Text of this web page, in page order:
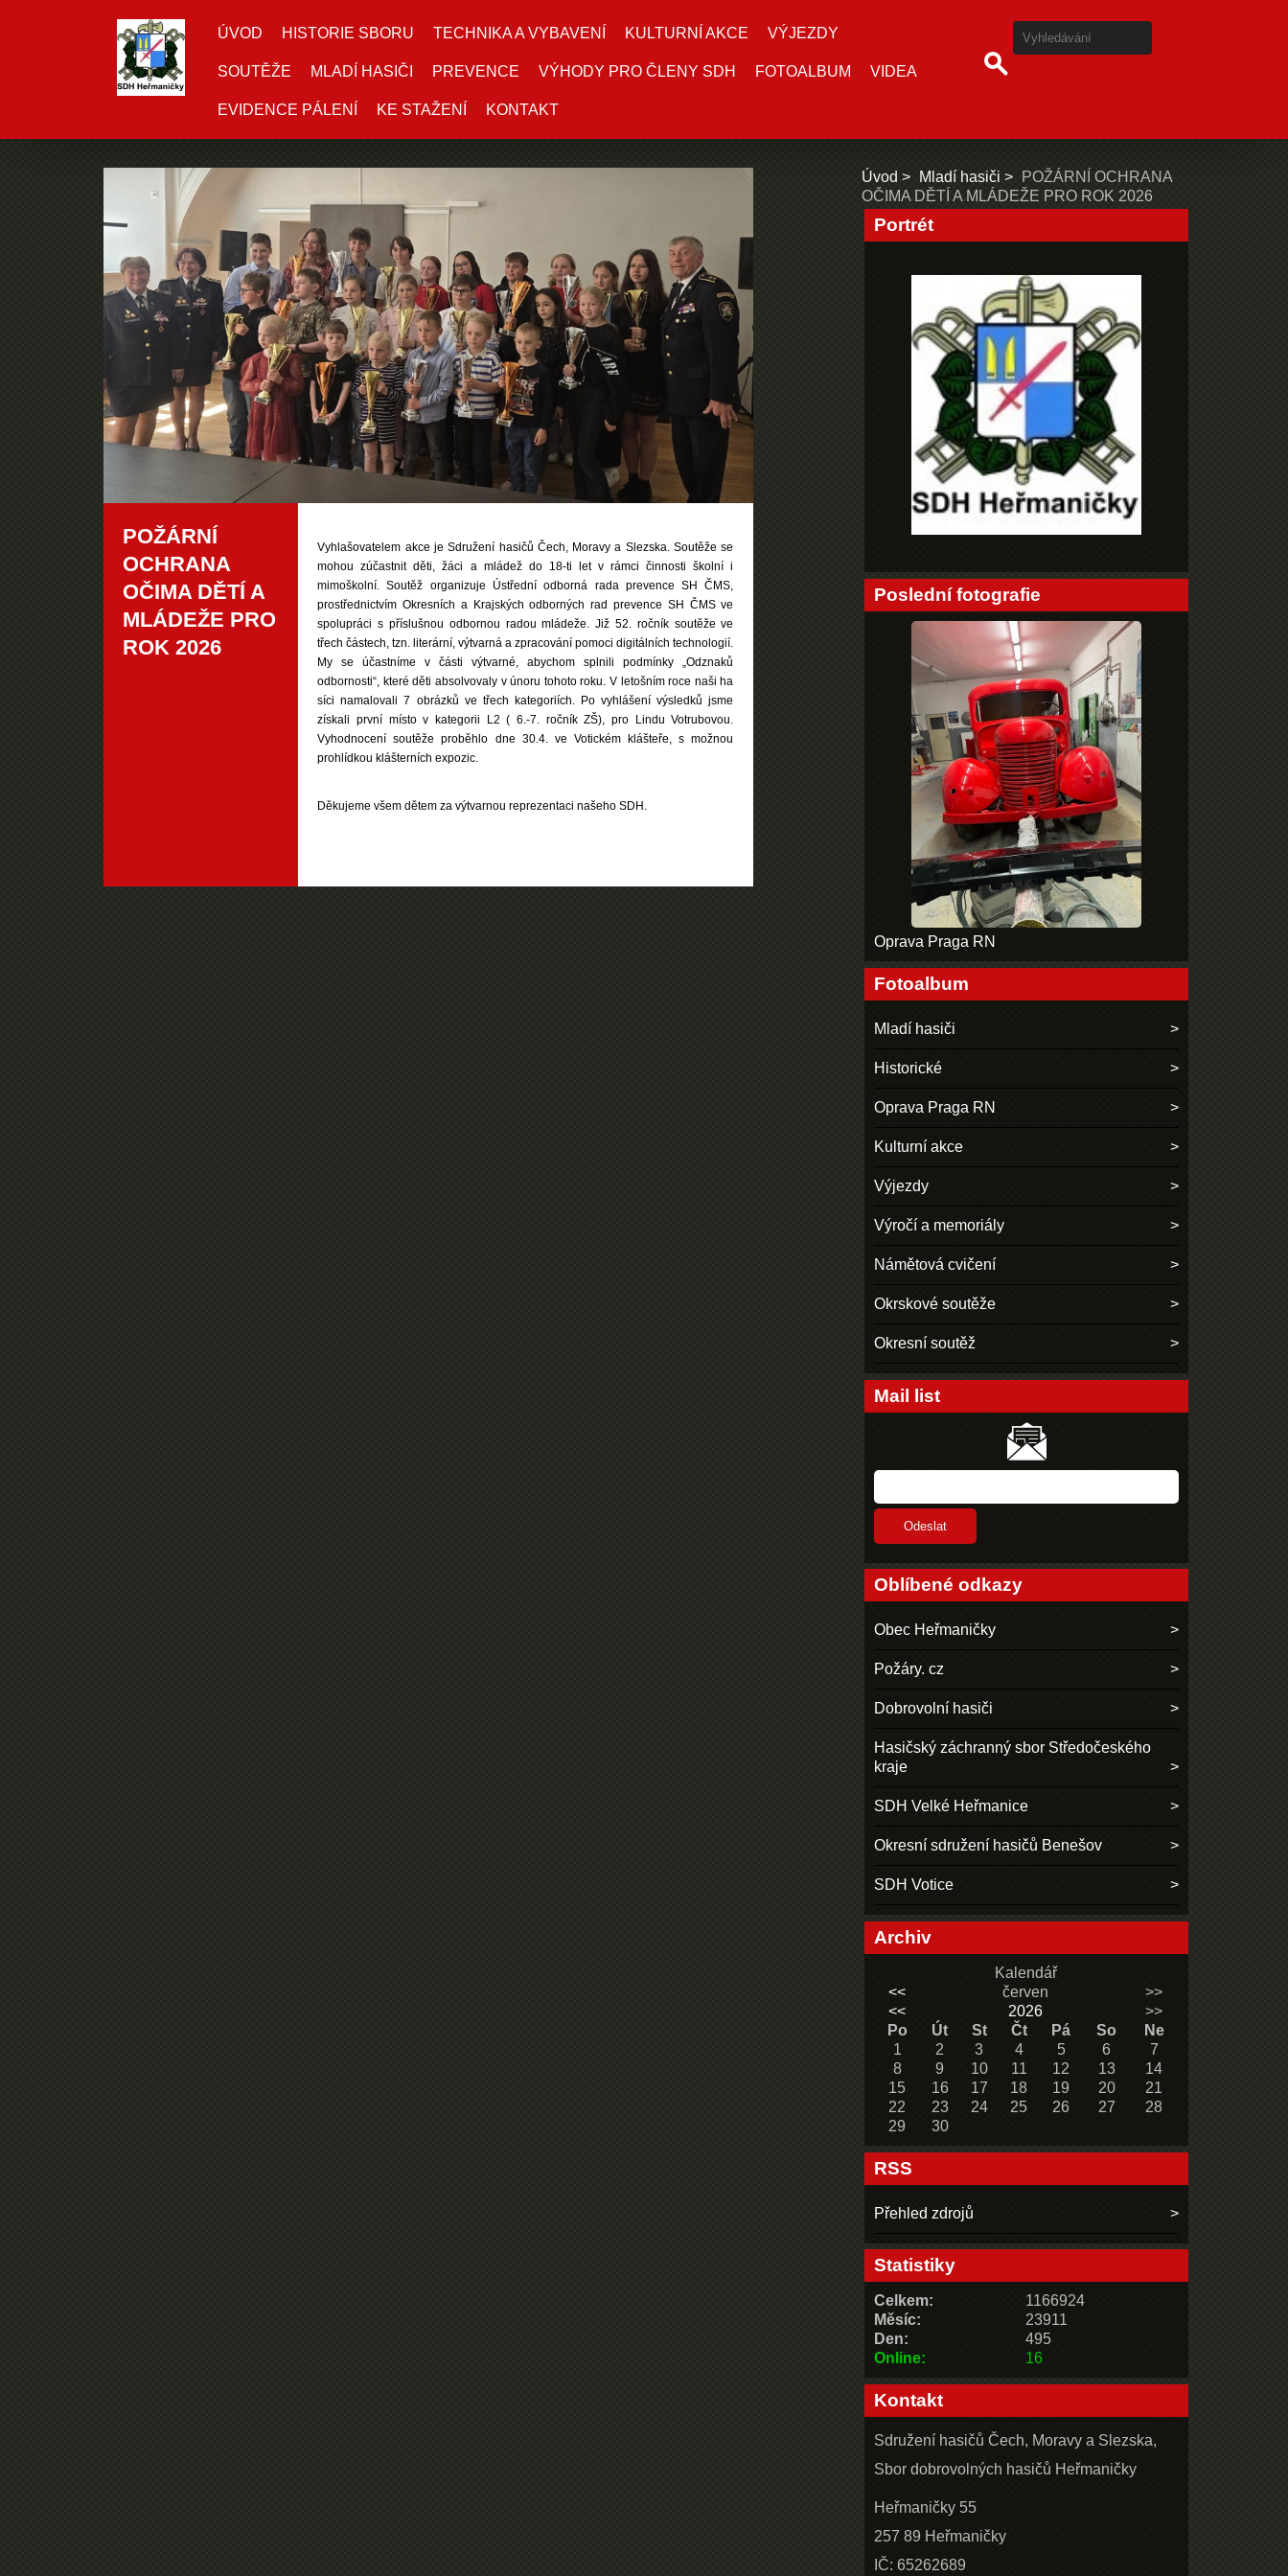
ÚVOD HISTORIE SBORU TECHNIKA A VYBAVENÍ KULTURNÍ AKCE VÝJEZDY
SOUTĚŽE MLADÍ HASIČI PREVENCE VÝHODY PRO ČLENY SDH FOTOALBUM VIDEA
EVIDENCE PÁLENÍ KE STAŽENÍ KONTAKT
POŽÁRNÍ
OCHRANA
OČIMA DĚTÍ A
MLÁDEŽE PRO
ROK 2026
Vyhlašovatelem akce je Sdružení hasičů Čech, Moravy a Slezska. Soutěže se
mohou zúčastnit děti, žáci a mládež do 18-ti let v rámci činnosti školní i
mimoškolní. Soutěž organizuje Ústřední odborná rada prevence SH ČMS,
prostřednictvím Okresních a Krajských odborných rad prevence SH ČMS ve
spolupráci s příslušnou odbornou radou mládeže. Již 52. ročník soutěže ve
třech částech, tzn. literární, výtvarná a zpracování pomoci digitálních technologií.
My se účastníme v části výtvarné, abychom splnili podmínky „Odznaků
odbornosti“, které děti absolvovaly v únoru tohoto roku. V letošním roce naši ha
síci namalovali 7 obrázků ve třech kategoriích. Po vyhlášení výsledků jsme
získali první místo v kategorii L2 ( 6.-7. ročník ZŠ), pro Lindu Votrubovou.
Vyhodnocení soutěže proběhlo dne 30.4. ve Votickém klášteře, s možnou
prohlídkou klášterních expozic.
Děkujeme všem dětem za výtvarnou reprezentaci našeho SDH.
Úvod Mladí hasiči
POŽÁRNÍ OCHRANA
OČIMA DĚTÍ A MLÁDEŽE PRO ROK 2026
Portrét
Poslední fotografie
Oprava Praga RN
Fotoalbum
Mladí hasiči
Historické
Oprava Praga RN
Kulturní akce
Výjezdy
Výročí a memoriály
Námětová cvičení
Okrskové soutěže
Okresní soutěž
Mail list
Oblíbené odkazy
Obec Heřmaničky
Požáry. cz
Dobrovolní hasiči
Hasičský záchranný sbor Středočeského
kraje
SDH Velké Heřmanice
Okresní sdružení hasičů Benešov
SDH Votice
Archiv
Kalendář
<<
červen
>>
<<
2026
>>
Po
Út St Čt Pá So
Ne
1
2 3 4 5 6
7
8
9 10 11 12 13
14
15
16 17 18 19 20
21
22
23 24 25 26 27
28
29
30
RSS
Přehled zdrojů
Statistiky
Online: 16
Celkem:
1166924
Měsíc:
23911
Den:
495
Kontakt
Sdružení hasičů Čech, Moravy a Slezska,
Sbor dobrovolných hasičů Heřmaničky
Heřmaničky 55
257 89 Heřmaničky
IČ: 65262689